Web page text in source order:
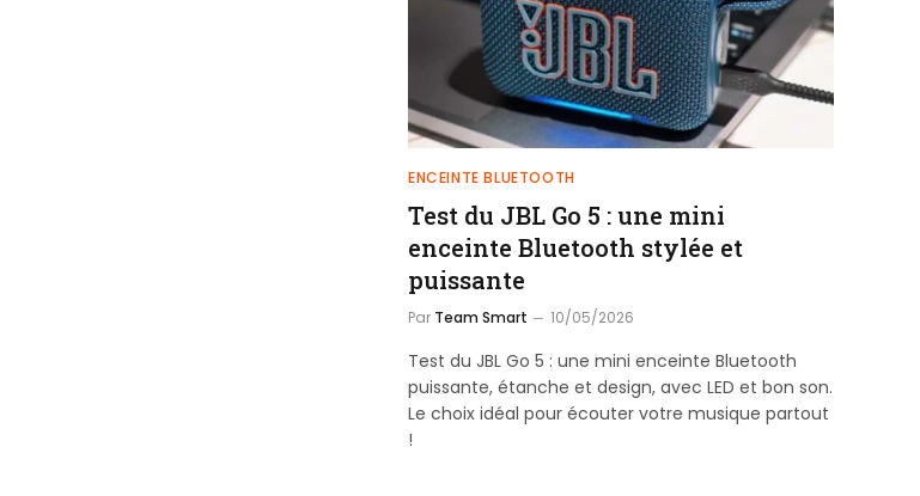
ENCEINTE BLUETOOTH
Test du JBL Go 5 : une mini
enceinte Bluetooth stylée et
puissante
Par Team Smart 10/05/2026
Test du JBL Go 5 : une mini enceinte Bluetooth
puissante, étanche et design, avec LED et bon son.
Le choix idéal pour écouter votre musique partout
!